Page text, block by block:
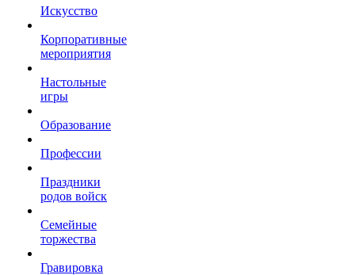
Искусство
Корпоративные
мероприятия
Настольные
игры
Образование
Профессии
Праздники
родов войск
Семейные
торжества
Гравировка